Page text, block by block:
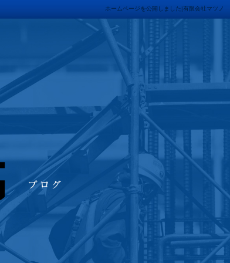
ホームページを公開しました|有限会社マツノ